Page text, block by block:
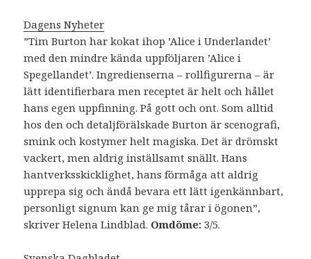
Dagens Nyheter
”Tim Burton har kokat ihop ’Alice i Underlandet’
med den mindre kända uppföljaren ’Alice i
Spegellandet’. Ingredienserna – rollfigurerna – är
lätt identifierbara men receptet är helt och hållet
hans egen uppfinning. På gott och ont. Som alltid
hos den och detaljförälskade Burton är scenografi,
smink och kostymer helt magiska. Det är drömskt
vackert, men aldrig inställsamt snällt. Hans
hantverksskicklighet, hans förmåga att aldrig
upprepa sig och ändå bevara ett lätt igenkännbart,
personligt signum kan ge mig tårar i ögonen”,
skriver Helena Lindblad. Omdöme: 3/5.